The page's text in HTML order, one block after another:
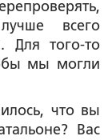
всего
Для того-то
мы могли
что вы
Вас